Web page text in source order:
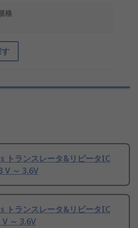
格
ランスレータ&リピータIC
V ～ 3.6V
ランスレータ&リピータIC
～ 3.6V